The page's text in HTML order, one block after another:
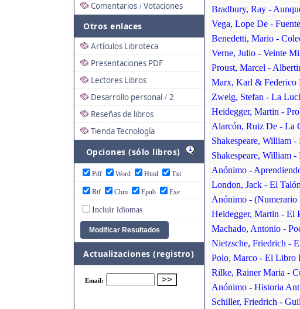
Comentarios / Votaciones
Otros enlaces
Artículos Libroteca
Presentaciones PDF
Lectores Libros
Desarrollo personal / 2
Reseñas de libros
Tienda Tecnología
Opciones (sólo libros)
Pdf Word Html Txt
Rtf Chm Epub Exe
Incluir idiomas
Actualizaciones (registro)
Bradbury, Ray -
Vega, Lope De -
Benedetti, Mario -
Verne, Julio - Veinte
Proust, Marcel -
Marx, Karl & Federico
Zweig, Stefan - La
Heidegger, Martin -
Alarcón, Ruiz De - La
Shakespeare, William
Shakespeare, William -
Anónimo -
London, Jack - El
Anónimo -
Heidegger, Martin - El
Machado, Antonio -
Nietzsche, Friedrich -
Polo, Marco - El Libro
Rilke, Rainer Maria -
Anónimo - Historia
Schiller, Friedrich -